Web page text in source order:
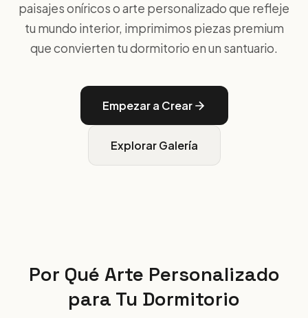
paisajes oníricos o arte personalizado que refleje
tu mundo interior, imprimimos piezas premium
que convierten tu dormitorio en un santuario.
Empezar a Crear
Explorar Galería
Por Qué Arte Personalizado
para Tu Dormitorio